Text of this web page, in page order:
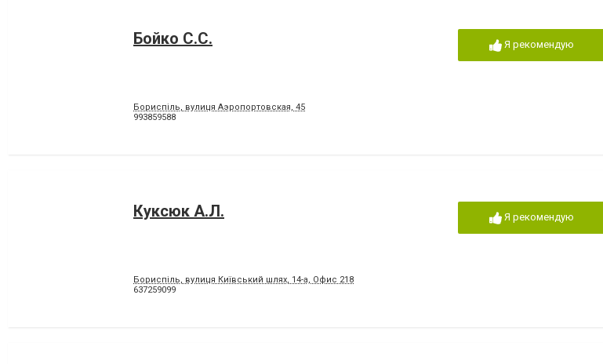
Бойко С.С.
Бориспіль, вулиця Аэропортовская, 45
993859588
Я рекомендую
Куксюк А.Л.
Бориспіль, вулиця Київський шлях, 14-а, Офис 218
637259099
Я рекомендую